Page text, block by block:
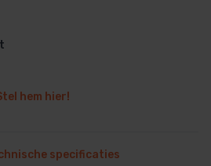
hem hier!
specificaties